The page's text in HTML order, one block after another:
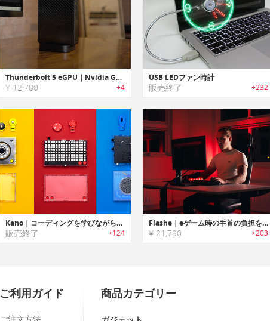
Thunderbolt 5 eGPU｜Nvidia GeForce RTX 4090を搭載し、PCのパフォーマンスを飛躍的に向上させる外付けGPU
¥ 12,700 +4
USB LEDファン時計
販売終了 +232
Kano｜コーディングを学びながらスマートカメラ/スピーカー/ライトボードを作成可能なトイキット「カノ」
販売終了 +124
Flashe｜eゲーム時の手首の負担を軽減/パフォーマンスを向上するゲーミングスリーブ「フラシー」
¥ 21,790 +203
ご利用ガイド 商品カテゴリー